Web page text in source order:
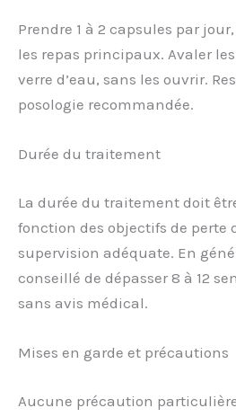
Prendre 1 à 2 capsules par
les repas principaux. Avaler
verre d’eau, sans les ouvrir.
posologie recommandée.
Durée du traitement
La durée du traitement doit
fonction des objectifs de perte
supervision adéquate. En
conseillé de dépasser 8 à 12
sans avis médical.
Mises en garde et précautions
Aucune précaution particulière